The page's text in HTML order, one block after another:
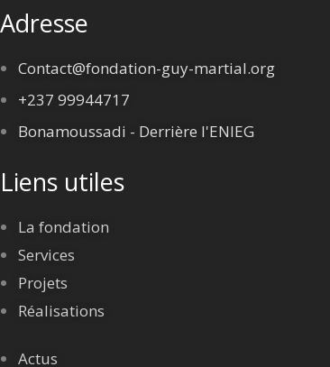
Adresse
Contact@fondation-guy-martial.org
+237 99944717
Bonamoussadi - Derrière l'ENIEG
Liens utiles
La fondation
Services
Projets
Réalisations
Actus